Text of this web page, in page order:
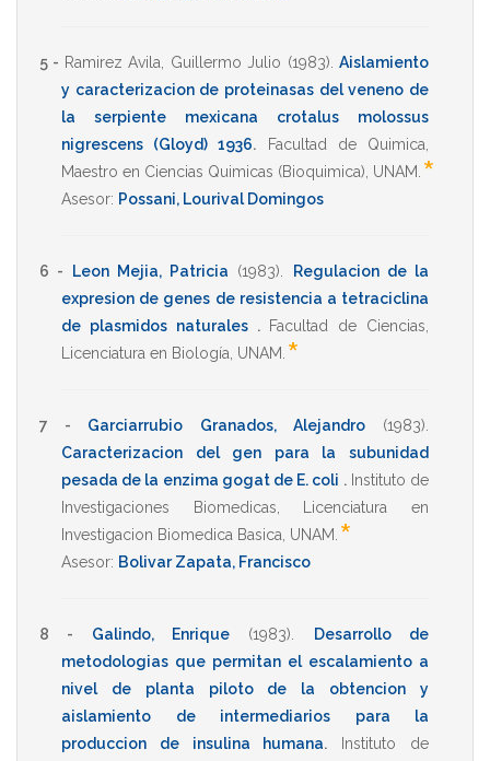
5 - Ramirez Avila, Guillermo Julio (1983) .Aislamiento
y caracterizacion de proteinasas del veneno de
la serpiente mexicana crotalus molossus
nigrescens (Gloyd) 1936. Facultad de Quimica
Maestro en Ciencias Quimicas (Bioquimica) UNAM *
Asesor: Possani, Lourival Domingos
6 - Leon Mejia, Patricia (1983)
Regulacion de la
expresion de genes de resistencia a tetraciclina
de plasmidos naturales . Facultad de Ciencias
Licenciatura en Biología UNAM *
7 - Garciarrubio Granados, Alejandro (1983)
Caracterizacion del gen para la subunidad
pesada de la enzima gogat de E. coli . Instituto de
Investigaciones Biomedicas
Licenciatura en
Investigacion Biomedica Basica UNAM *
Asesor: Bolivar Zapata, Francisco
8 - Galindo, Enrique (1983)
Desarrollo de
metodologias que permitan el escalamiento a
nivel de planta piloto de la obtencion y
aislamiento de intermediarios para la
produccion de insulina humana.
Instituto de